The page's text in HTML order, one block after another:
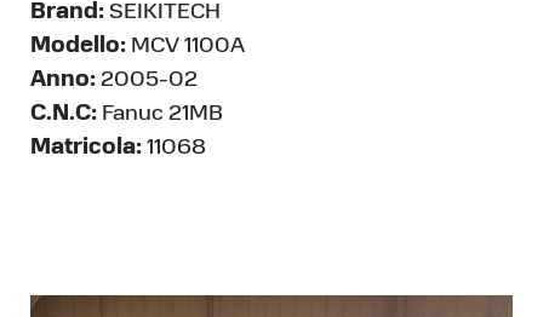
Brand: SEIKITECH
Modello: MCV 1100A
Anno: 2005-02
C.N.C: Fanuc 21MB
Matricola: 11068